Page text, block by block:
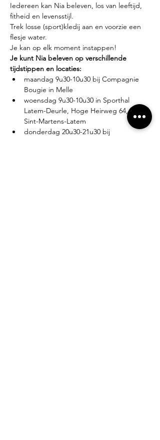
Iedereen kan Nia beleven, los van leeftijd,
fitheid en levensstijl.
Trek losse (sport)kledij aan en voorzie een
flesje water.
Je kan op elk moment instappen!
Je kunt Nia beleven op verschillende
tijdstippen en locaties:
maandag 9u30-10u30 bij Compagnie
Bougie in Melle
woensdag 9u30-10u30 in Sporthal
Latem-Deurle, Hoge Heirweg 64, 9830
Sint-Martens-Latem
donderdag 20u30-21u30 bij